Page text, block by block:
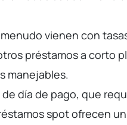
vienen con
préstamos a corto
manejables.
día de pago, que
spot ofrecen un